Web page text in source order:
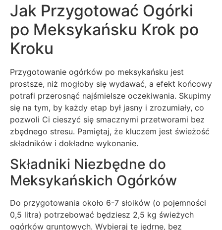
Jak Przygotować Ogórki
po Meksykańsku Krok po
Kroku
Przygotowanie ogórków po meksykańsku jest
prostsze, niż mogłoby się wydawać, a efekt końcowy
potrafi przerosnąć najśmielsze oczekiwania. Skupimy
się na tym, by każdy etap był jasny i zrozumiały, co
pozwoli Ci cieszyć się smacznymi przetworami bez
zbędnego stresu. Pamiętaj, że kluczem jest świeżość
składników i dokładne wykonanie.
Składniki Niezbędne do
Meksykańskich Ogórków
Do przygotowania około 6-7 słoików (o pojemności
0,5 litra) potrzebować będziesz 2,5 kg świeżych
ogórków gruntowych. Wybieraj te jędrne, bez